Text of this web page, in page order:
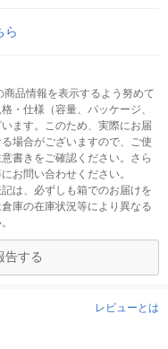
ら
品情報を表示するよう努めて
・仕様（容量、パッケージ、
ます。このため、実際にお届
場合がございますので、ご使
書きをご確認ください。さら
お問い合わせください。
は、必ずしも箱でのお届けを
庫の在庫状況等により異なる
告する
レビューとは